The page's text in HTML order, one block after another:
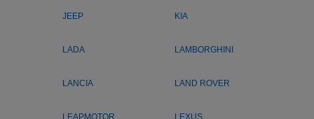
JEEP KIA
LADA LAMBORGHINI
LANCIA LAND ROVER